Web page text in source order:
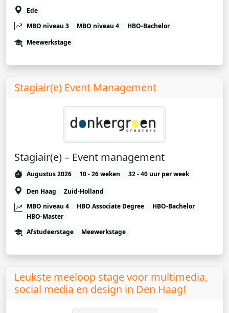
Ede
MBO niveau 3
MBO niveau 4
HBO-Bachelor
Meewerkstage
Stagiair(e) Event Management
Stagiair(e) – Event management
Augustus 2026 10 - 26 weken
32 - 40 uur per week
Den Haag
Zuid-Holland
MBO niveau 4
HBO Associate Degree
HBO-Bachelor
HBO-Master
Afstudeerstage
Meewerkstage
Leukste meeloop stage voor multimedia,
social media en design in Den Haag!